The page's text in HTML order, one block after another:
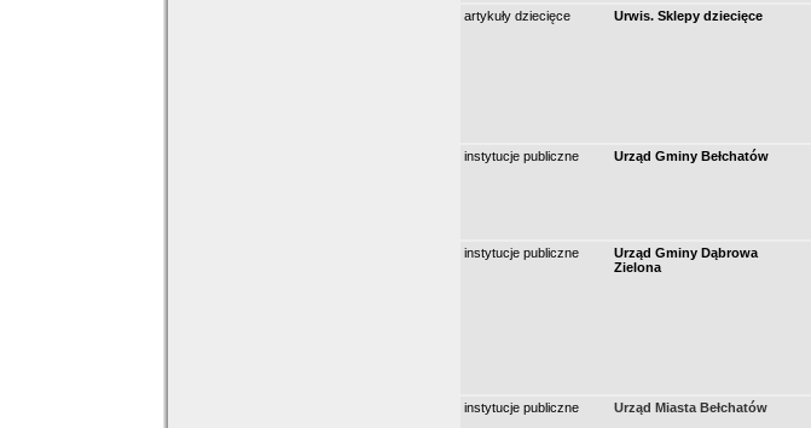
artykuły dziecięce
Urwis. Sklepy dziecięce
instytucje publiczne
Urząd Gminy Bełchatów
instytucje publiczne
Urząd Gminy Dąbrowa
Zielona
instytucje publiczne
Urząd Miasta Bełchatów